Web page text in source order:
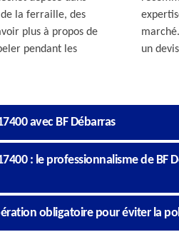
la ferraille, des
plus à propos de
pendant les
un
avec BF Débarras
: le professionnalisme de BF
obligatoire pour éviter la